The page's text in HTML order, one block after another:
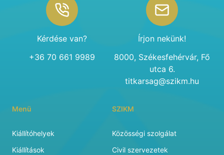
Kérdése van?
+36 70 661 9989
Írjon nekünk!
8000, Székesfehérvár, Fő
utca 6.
titkarsag@szikm.hu
Menü
Kiállítóhelyek
Kiállítások
SZIKM
Közösségi szolgálat
Civil szervezetek